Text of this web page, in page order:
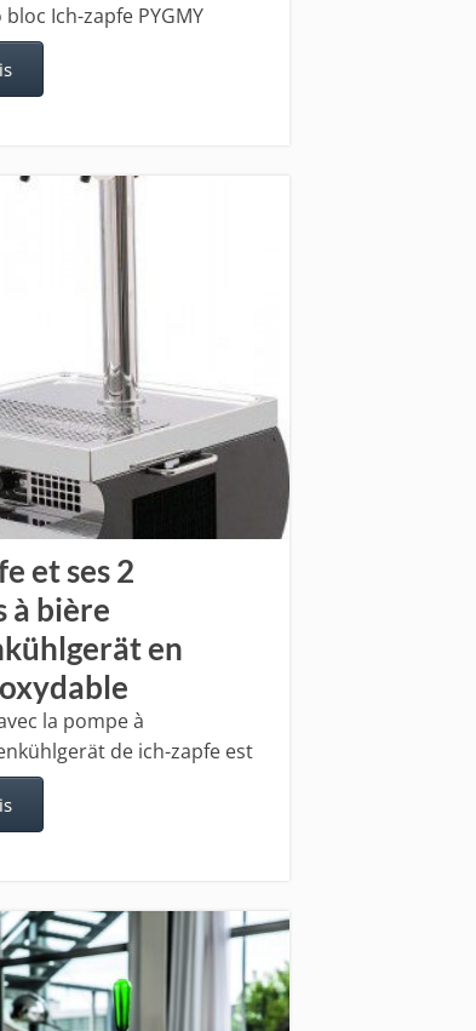
Ich-zapfe PYGMY
et ses 2
à bière
en
la pompe à
de ich-zapfe est